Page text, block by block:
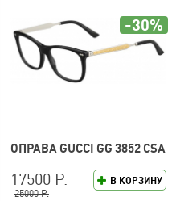
ОПРАВА GUCCI GG 3852 CSA
В КОРЗИНУ
17500 Р.
25000 Р.
-30%